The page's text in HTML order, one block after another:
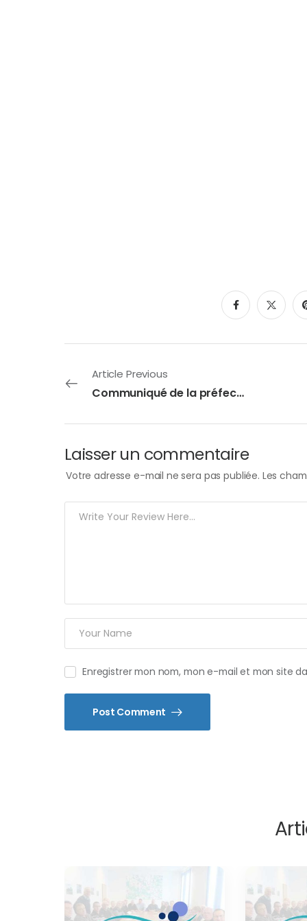
Article Previous
Communiqué de la préfecture – Vigilance aux ressources en eau
Laisser un commentaire
Votre adresse e-mail ne sera pas publiée. Les
Enregistrer mon nom, mon e-mail et mon site
Post Comment